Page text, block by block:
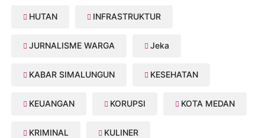
HUTAN INFRASTRUKTUR
JURNALISME WARGA Jeka
KABAR SIMALUNGUN KESEHATAN
KEUANGAN KORUPSI KOTA MEDAN
KRIMINAL KULINER